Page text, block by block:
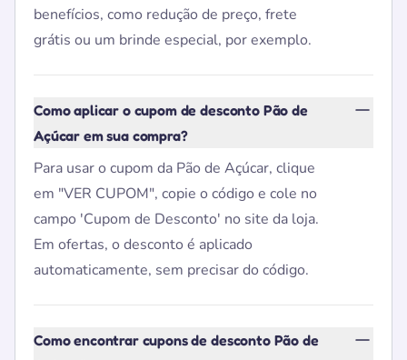
benefícios, como redução de preço, frete
grátis ou um brinde especial, por exemplo.
Como aplicar o cupom de desconto Pão de
Açúcar em sua compra?
Para usar o cupom da Pão de Açúcar, clique
em "VER CUPOM", copie o código e cole no
campo 'Cupom de Desconto' no site da loja.
Em ofertas, o desconto é aplicado
automaticamente, sem precisar do código.
Como encontrar cupons de desconto Pão de